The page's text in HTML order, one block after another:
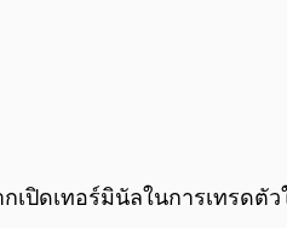
เปิดเทอร์มินัลในการเทรดตั